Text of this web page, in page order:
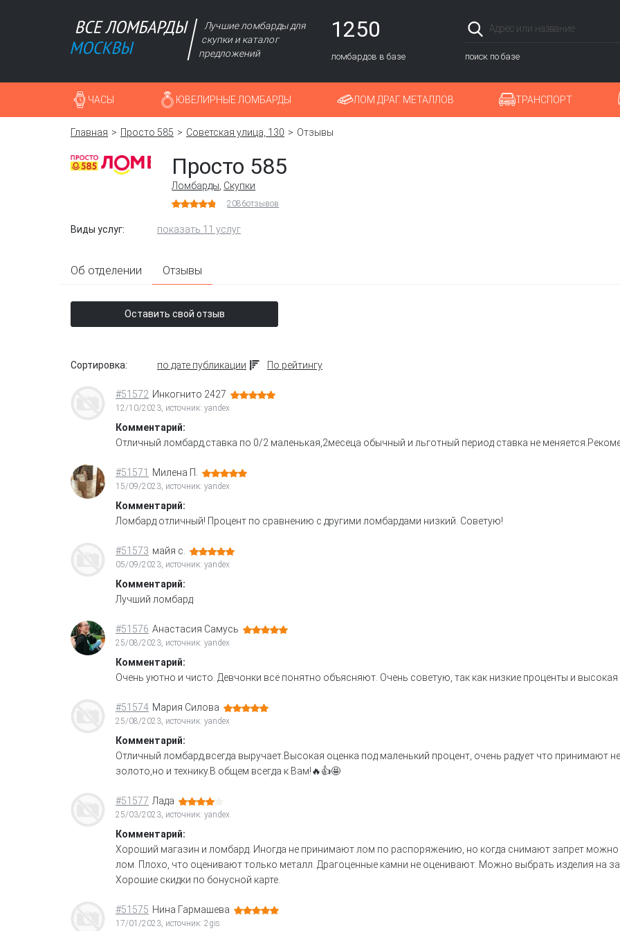
Лучшие ломбарды для
скупки и каталог
предложений
1250
ломбардов в базе поиск по базе
ЧАСЫ ЮВЕЛИРНЫЕ ЛОМБАРДЫ ЛОМ ДРАГ. МЕТАЛЛОВ ТРАНСПОРТ
Главная Просто 585 Советская улица, 130 Отзывы
Просто 585
Ломбарды Скупки
2086отзывов
Виды услуг: показать 11 услуг
Об отделении Отзывы
Оставить свой отзыв
Сортировка: по дате публикации По рейтингу
#51572 Инкогнито 2427
12/10/2023, источник: yandex
Комментарий:
Отличный ломбард,ставка по 0/2 маленькая,2месеца обычный и льготный период ставка не
#51571 Милена П.
15/09/2023, источник: yandex
Комментарий:
Ломбард отличный! Процент по сравнению с другими ломбардами низкий. Советую!
#51573 майя с.
05/09/2023, источник: yandex
Комментарий:
Лучший ломбард
#51576 Анастасия Самусь
25/08/2023, источник: yandex
Комментарий:
Очень уютно и чисто. Девчонки всё понятно объясняют. Очень советую, так как низкие проценты и высокая
#51574 Мария Силова
25/08/2023, источник: yandex
Комментарий:
Отличный ломбард,всегда выручает.Высокая оценка под маленький процент, очень радует что принимают
золото,но и технику.В общем всегда к Вам!🔥👍🤩
#51577 Лада
25/03/2023, источник: yandex
Комментарий:
Хороший магазин и ломбард. Иногда не принимают лом по распоряжению, но когда снимают запрет можно
лом. Плохо, что оценивают только металл. Драгоценные камни не оценивают. Можно выбрать изделия на
Хорошие скидки по бонусной карте.
#51575 Нина Гармашева
17/01/2023, источник: 2gis